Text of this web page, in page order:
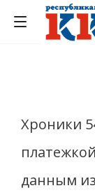
Хроники
данным